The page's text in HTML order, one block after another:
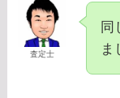
査定士
同
ま